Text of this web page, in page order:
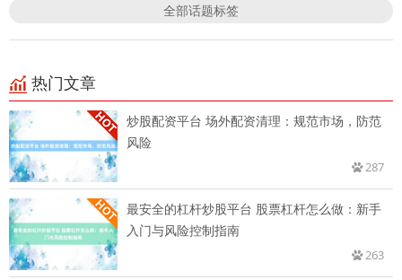
全部话题标签
热门文章
炒股配资平台 场外配资清理：规范市场，防范
风险
287
最安全的杠杆炒股平台 股票杠杆怎么做：新手
入门与风险控制指南
263